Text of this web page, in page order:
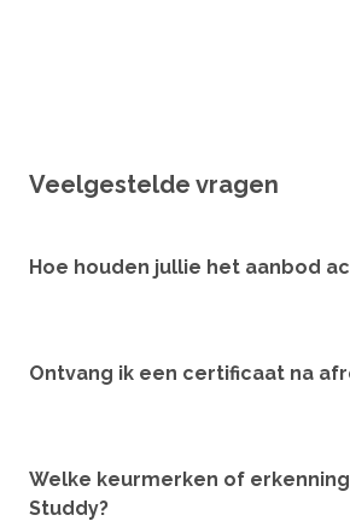
Veelgestelde vragen
Hoe houden jullie het aanbod
Ontvang ik een certificaat na
Welke keurmerken of
Studdy?